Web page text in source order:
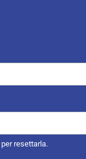
per resettarla.